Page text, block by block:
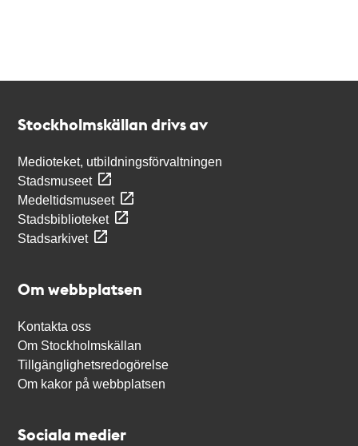
Stockholmskällan drivs av
Medioteket, utbildningsförvaltningen
Stadsmuseet
Medeltidsmuseet
Stadsbiblioteket
Stadsarkivet
Om webbplatsen
Kontakta oss
Om Stockholmskällan
Tillgänglighetsredogörelse
Om kakor på webbplatsen
Sociala medier